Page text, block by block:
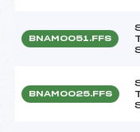
BNAM0051.FFS
BNAM0025.FFS